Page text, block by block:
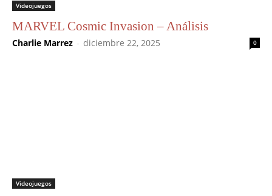
Videojuegos
MARVEL Cosmic Invasion – Análisis
Charlie Marrez - diciembre 22, 2025 0
Videojuegos